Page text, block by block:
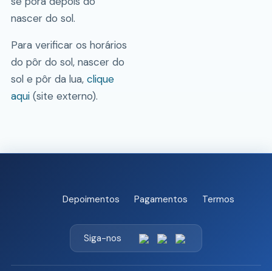
nascer do sol.
Para verificar os horários
do pôr do sol, nascer do
sol e pôr da lua, clique
aqui(site externo).
Depoimentos Pagamentos Termos
Siga-nos